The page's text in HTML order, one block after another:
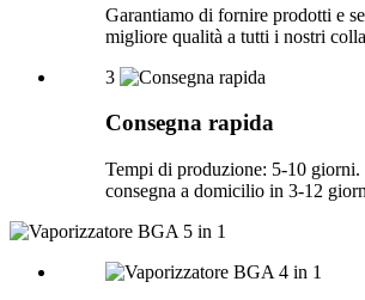
Garantiamo di fornire prodotti e
migliore qualità a tutti i nostri
3
Consegna rapida
Tempi di produzione: 5-10
consegna a domicilio in 3-12